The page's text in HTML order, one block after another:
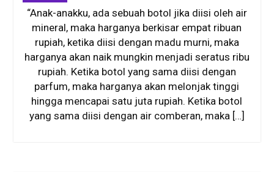
“Anak-anakku, ada sebuah botol jika diisi oleh air
mineral, maka harganya berkisar empat ribuan
rupiah, ketika diisi dengan madu murni, maka
harganya akan naik mungkin menjadi seratus ribu
rupiah. Ketika botol yang sama diisi dengan
parfum, maka harganya akan melonjak tinggi
hingga mencapai satu juta rupiah. Ketika botol
yang sama diisi dengan air comberan, maka […]